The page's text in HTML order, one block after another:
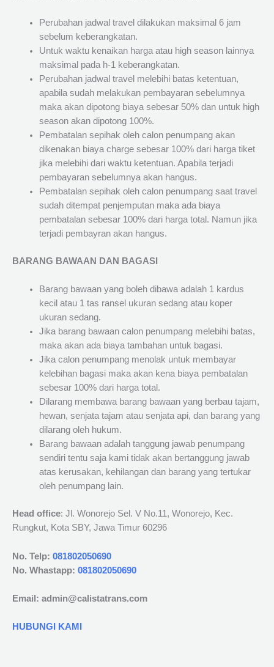
Perubahan jadwal travel dilakukan maksimal 6 jam
sebelum keberangkatan.
Untuk waktu kenaikan harga atau high season lainnya
maksimal pada h-1 keberangkatan.
Perubahan jadwal travel melebihi batas ketentuan,
apabila sudah melakukan pembayaran sebelumnya
maka akan dipotong biaya sebesar 50% dan untuk high
season akan dipotong 100%.
Pembatalan sepihak oleh calon penumpang akan
dikenakan biaya charge sebesar 100% dari harga tiket
jika melebihi dari waktu ketentuan. Apabila terjadi
pembayaran sebelumnya akan hangus.
Pembatalan sepihak oleh calon penumpang saat travel
sudah ditempat penjemputan maka ada biaya
pembatalan sebesar 100% dari harga total. Namun jika
terjadi pembayran akan hangus.
BARANG BAWAAN DAN BAGASI
Barang bawaan yang boleh dibawa adalah 1 kardus
kecil atau 1 tas ransel ukuran sedang atau koper
ukuran sedang.
Jika barang bawaan calon penumpang melebihi batas,
maka akan ada biaya tambahan untuk bagasi.
Jika calon penumpang menolak untuk membayar
kelebihan bagasi maka akan kena biaya pembatalan
sebesar 100% dari harga total.
Dilarang membawa barang bawaan yang berbau tajam,
hewan, senjata tajam atau senjata api, dan barang yang
dilarang oleh hukum.
Barang bawaan adalah tanggung jawab penumpang
sendiri tentu saja kami tidak akan bertanggung jawab
atas kerusakan, kehilangan dan barang yang tertukar
oleh penumpang lain.
Head office: Jl. Wonorejo Sel. V No.11, Wonorejo, Kec.
Rungkut, Kota SBY, Jawa Timur 60296
No. Telp: 081802050690
No. Whastapp: 081802050690
Email: admin@calistatrans.com
HUBUNGI KAMI